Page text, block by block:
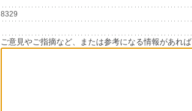
8329
ご意見やご指摘など、または参考になる情報があれ